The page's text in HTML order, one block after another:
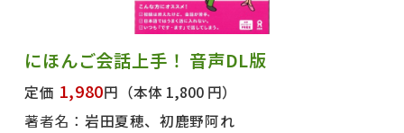
にほんご会話上手！ 音声DL版
定価 1,980円 （本体 1,800 円）
著者名： 岩田夏穂、初鹿野阿れ